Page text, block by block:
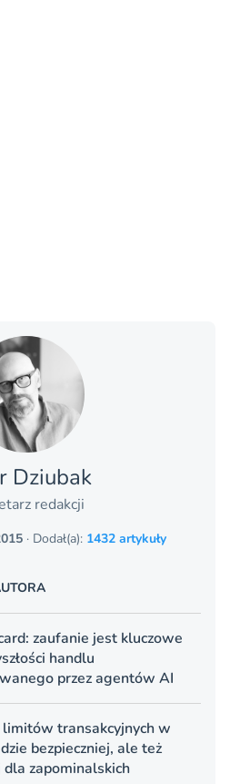
Dziubak
redakcji
· Dodał(a): 1432 artykuły
zaufanie jest kluczowe
handlu
przez agentów AI
transakcyjnych w
bezpieczniej, ale też
zapominalskich